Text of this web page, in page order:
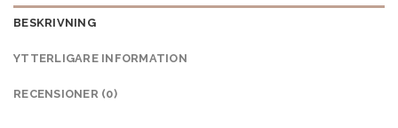
BESKRIVNING
YTTERLIGARE INFORMATION
RECENSIONER (0)